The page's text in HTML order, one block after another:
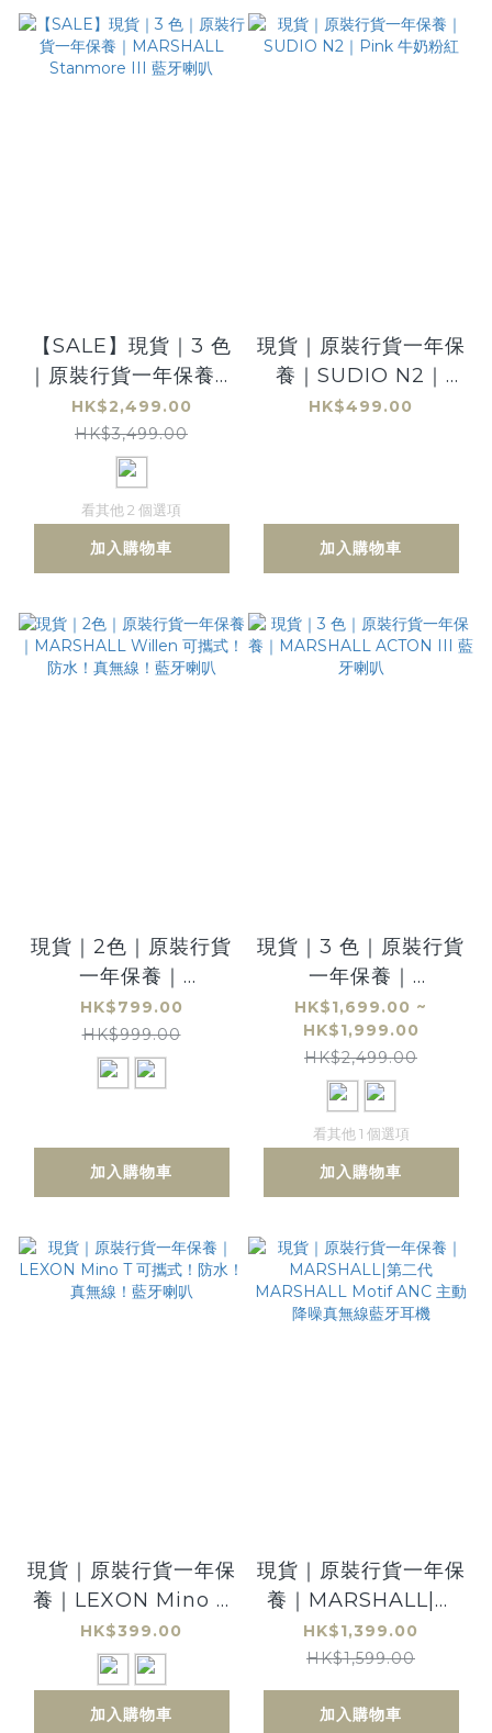
【SALE】現貨｜3 色
｜原裝行貨一年保養｜
MARSHALL
Stanmore III 藍牙喇
叭
HK$2,499.00
HK$3,499.00
看其他 2 個選項
加入購物車
現貨｜原裝行貨一年保
養｜SUDIO N2｜
Pink 牛奶粉紅
HK$499.00
加入購物車
現貨｜2色｜原裝行貨
一年保養｜
MARSHALL Willen
可攜式！防水！真無
線！藍牙喇叭
HK$799.00
HK$999.00
加入購物車
現貨｜3 色｜原裝行貨
一年保養｜
MARSHALL ACTON
III 藍牙喇叭
HK$1,699.00 ~
HK$1,999.00
HK$2,499.00
看其他 1 個選項
加入購物車
現貨｜原裝行貨一年保
養｜LEXON Mino T
可攜式！防水！真無
線！藍牙喇叭
HK$399.00
加入購物車
現貨｜原裝行貨一年保
養｜MARSHALL|第
二代 MARSHALL
Motif ANC 主動降噪
真無線藍牙耳機
HK$1,399.00
HK$1,599.00
加入購物車